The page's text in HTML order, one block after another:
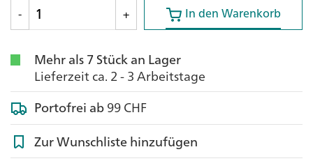
-
+ In den Warenkorb
In den Warenkorb
Mehr als 7 Stück an Lager
Lieferzeit ca. 2 - 3 Arbeitstage
Portofrei ab99 CHF
Zur Wunschliste hinzufügen